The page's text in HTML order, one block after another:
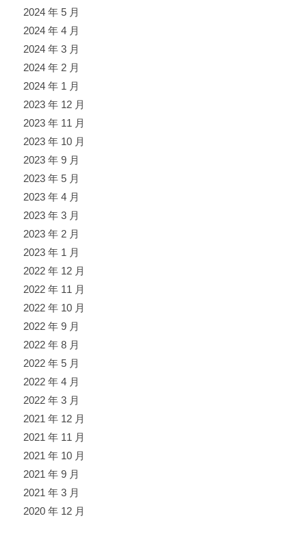
2024 年 5 月
2024 年 4 月
2024 年 3 月
2024 年 2 月
2024 年 1 月
2023 年 12 月
2023 年 11 月
2023 年 10 月
2023 年 9 月
2023 年 5 月
2023 年 4 月
2023 年 3 月
2023 年 2 月
2023 年 1 月
2022 年 12 月
2022 年 11 月
2022 年 10 月
2022 年 9 月
2022 年 8 月
2022 年 5 月
2022 年 4 月
2022 年 3 月
2021 年 12 月
2021 年 11 月
2021 年 10 月
2021 年 9 月
2021 年 3 月
2020 年 12 月